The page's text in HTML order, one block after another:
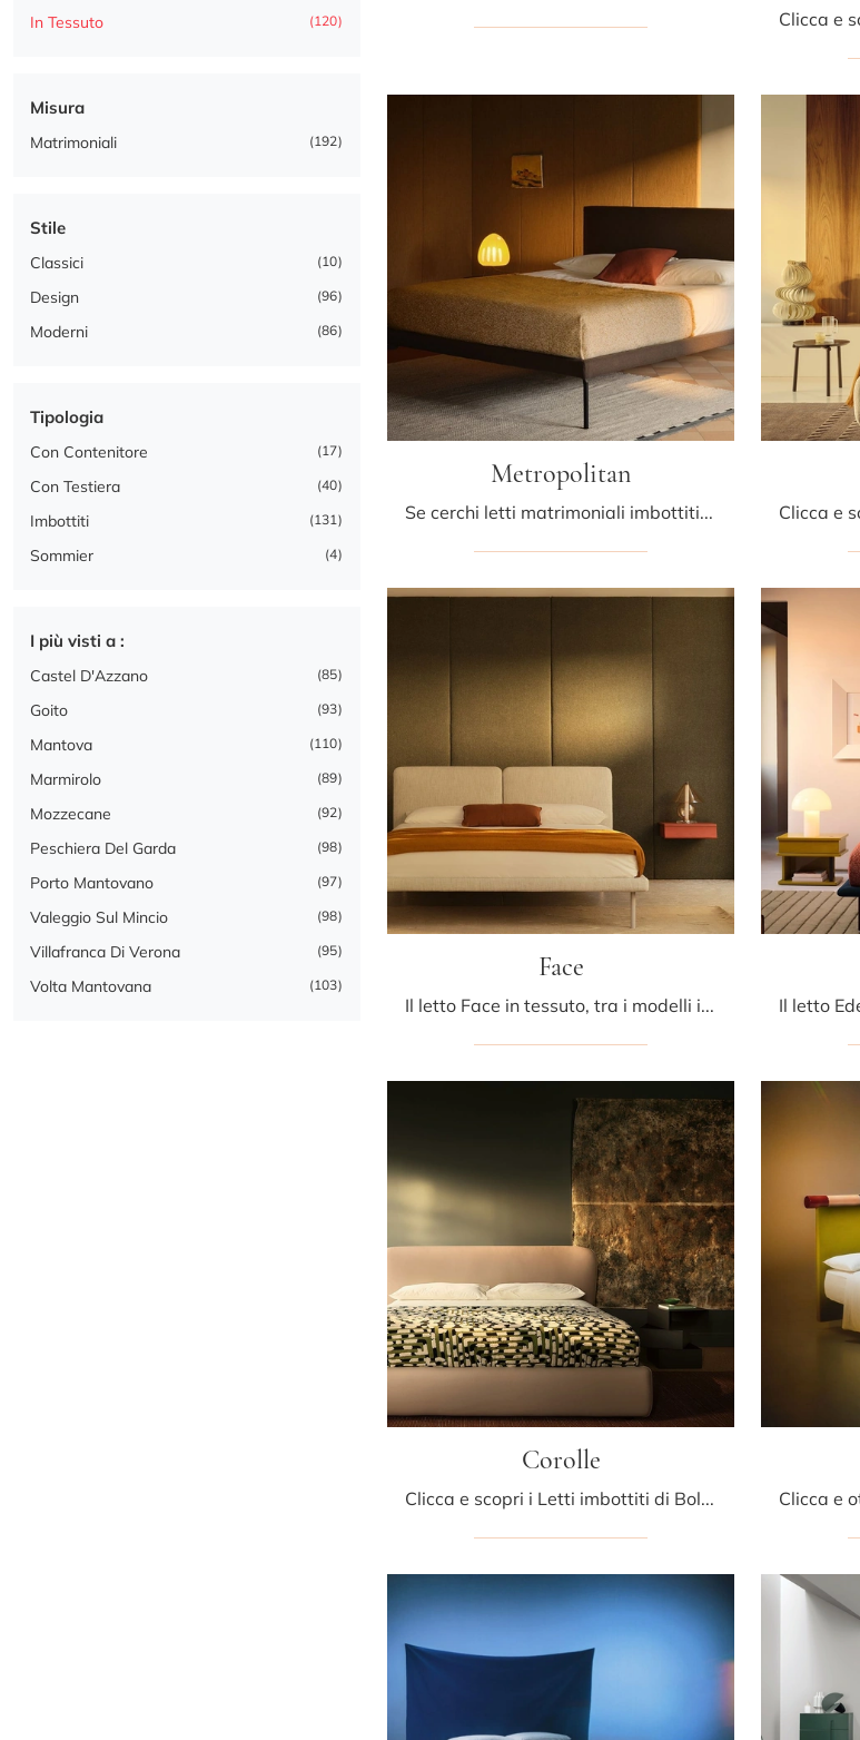
In Tessuto 120
Misura
Matrimoniali 192
Stile
Classici 10
Design 96
Moderni 86
Tipologia
Con Contenitore 17
Con Testiera 40
Imbottiti 131
Sommier 4
I più visti a :
Castel D'Azzano 85
Goito 93
Mantova 110
Marmirolo 89
Mozzecane 92
Peschiera Del Garda 98
Porto Mantovano 97
Valeggio Sul Mincio 98
Villafranca Di Verona 95
Volta Mantovana 103
Metropolitan
Se cerchi letti matrimoniali imbottiti, eccoti il modello Metropolitan in tessuto per valorizzare la zona notte.
Face
Il letto Face in tessuto, tra i modelli imbottiti matrimoniali moderni di Bolzan Letti, è perfetto per assicurarti il riposo migliore.
Corolle
Clicca e scopri i Letti imbottiti di Bolzan Letti! Il modello Corolle in tessuto ti attende nelle versioni matrimoniali.